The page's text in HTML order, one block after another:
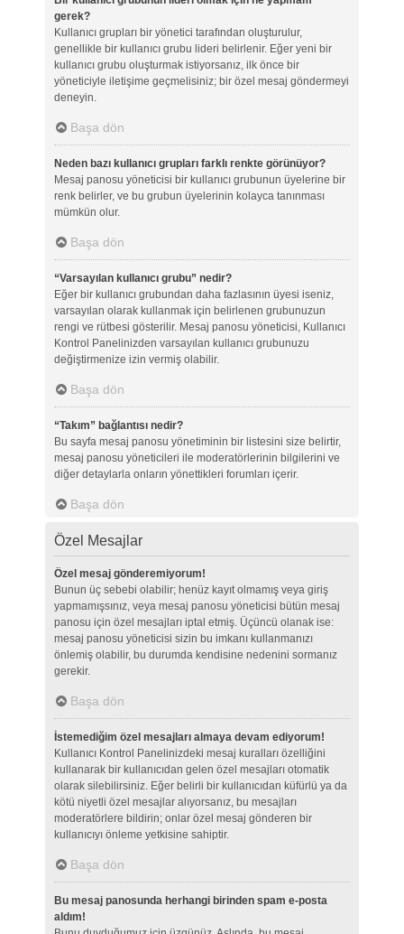
gerek?
Kullanıcı grupları bir yönetici tarafından oluşturulur,
genellikle bir kullanıcı grubu lideri belirlenir. Eğer yeni bir
kullanıcı grubu oluşturmak istiyorsanız, ilk önce bir
yöneticiyle iletişime geçmelisiniz; bir özel mesaj göndermeyi
deneyin.
Başa dön
Neden bazı kullanıcı grupları farklı renkte görünüyor?
Mesaj panosu yöneticisi bir kullanıcı grubunun üyelerine bir
renk belirler, ve bu grubun üyelerinin kolayca tanınması
mümkün olur.
Başa dön
“Varsayılan kullanıcı grubu” nedir?
Eğer bir kullanıcı grubundan daha fazlasının üyesi iseniz,
varsayılan olarak kullanmak için belirlenen grubunuzun
rengi ve rütbesi gösterilir. Mesaj panosu yöneticisi, Kullanıcı
Kontrol Panelinizden varsayılan kullanıcı grubunuzu
değiştirmenize izin vermiş olabilir.
Başa dön
“Takım” bağlantısı nedir?
Bu sayfa mesaj panosu yönetiminin bir listesini size belirtir,
mesaj panosu yöneticileri ile moderatörlerinin bilgilerini ve
diğer detaylarla onların yönettikleri forumları içerir.
Başa dön
Özel Mesajlar
Özel mesaj gönderemiyorum!
Bunun üç sebebi olabilir; henüz kayıt olmamış veya giriş
yapmamışsınız, veya mesaj panosu yöneticisi bütün mesaj
panosu için özel mesajları iptal etmiş. Üçüncü olanak ise:
mesaj panosu yöneticisi sizin bu imkanı kullanmanızı
önlemiş olabilir, bu durumda kendisine nedenini sormanız
gerekir.
Başa dön
İstemediğim özel mesajları almaya devam ediyorum!
Kullanıcı Kontrol Panelinizdeki mesaj kuralları özelliğini
kullanarak bir kullanıcıdan gelen özel mesajları otomatik
olarak silebilirsiniz. Eğer belirli bir kullanıcıdan küfürlü ya da
kötü niyetli özel mesajlar alıyorsanız, bu mesajları
moderatörlere bildirin; onlar özel mesaj gönderen bir
kullanıcıyı önleme yetkisine sahiptir.
Başa dön
Bu mesaj panosunda herhangi birinden spam e-posta
aldım!